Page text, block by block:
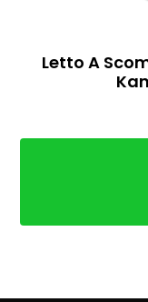
Letto A